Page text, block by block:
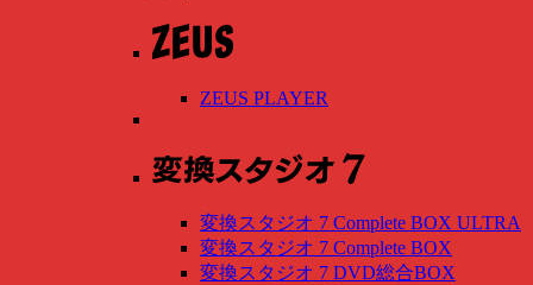
ZEUS PLAYER
変換スタジオ 7 Complete BOX ULTRA
変換スタジオ 7 Complete BOX
変換スタジオ 7 DVD総合BOX